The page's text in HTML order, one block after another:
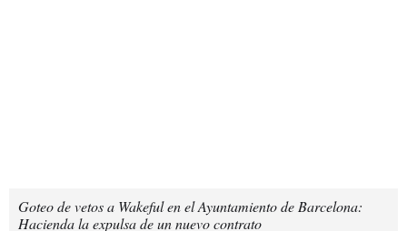
Goteo de vetos a Wakeful en el Ayuntamiento de Barcelona:
Hacienda la expulsa de un nuevo contrato